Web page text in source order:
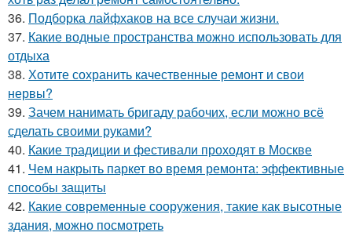
36. Подборка лайфхаков на все случаи жизни.
37. Какие водные пространства можно использовать для
отдыха
38. Хотите сохранить качественные ремонт и свои
нервы?
39. Зачем нанимать бригаду рабочих, если можно всё
сделать своими руками?
40. Какие традиции и фестивали проходят в Москве
41. Чем накрыть паркет во время ремонта: эффективные
способы защиты
42. Какие современные сооружения, такие как высотные
здания, можно посмотреть